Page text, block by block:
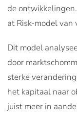
de
at Risk-model van
Dit model
door
sterke
het kapitaal naar
juist meer in